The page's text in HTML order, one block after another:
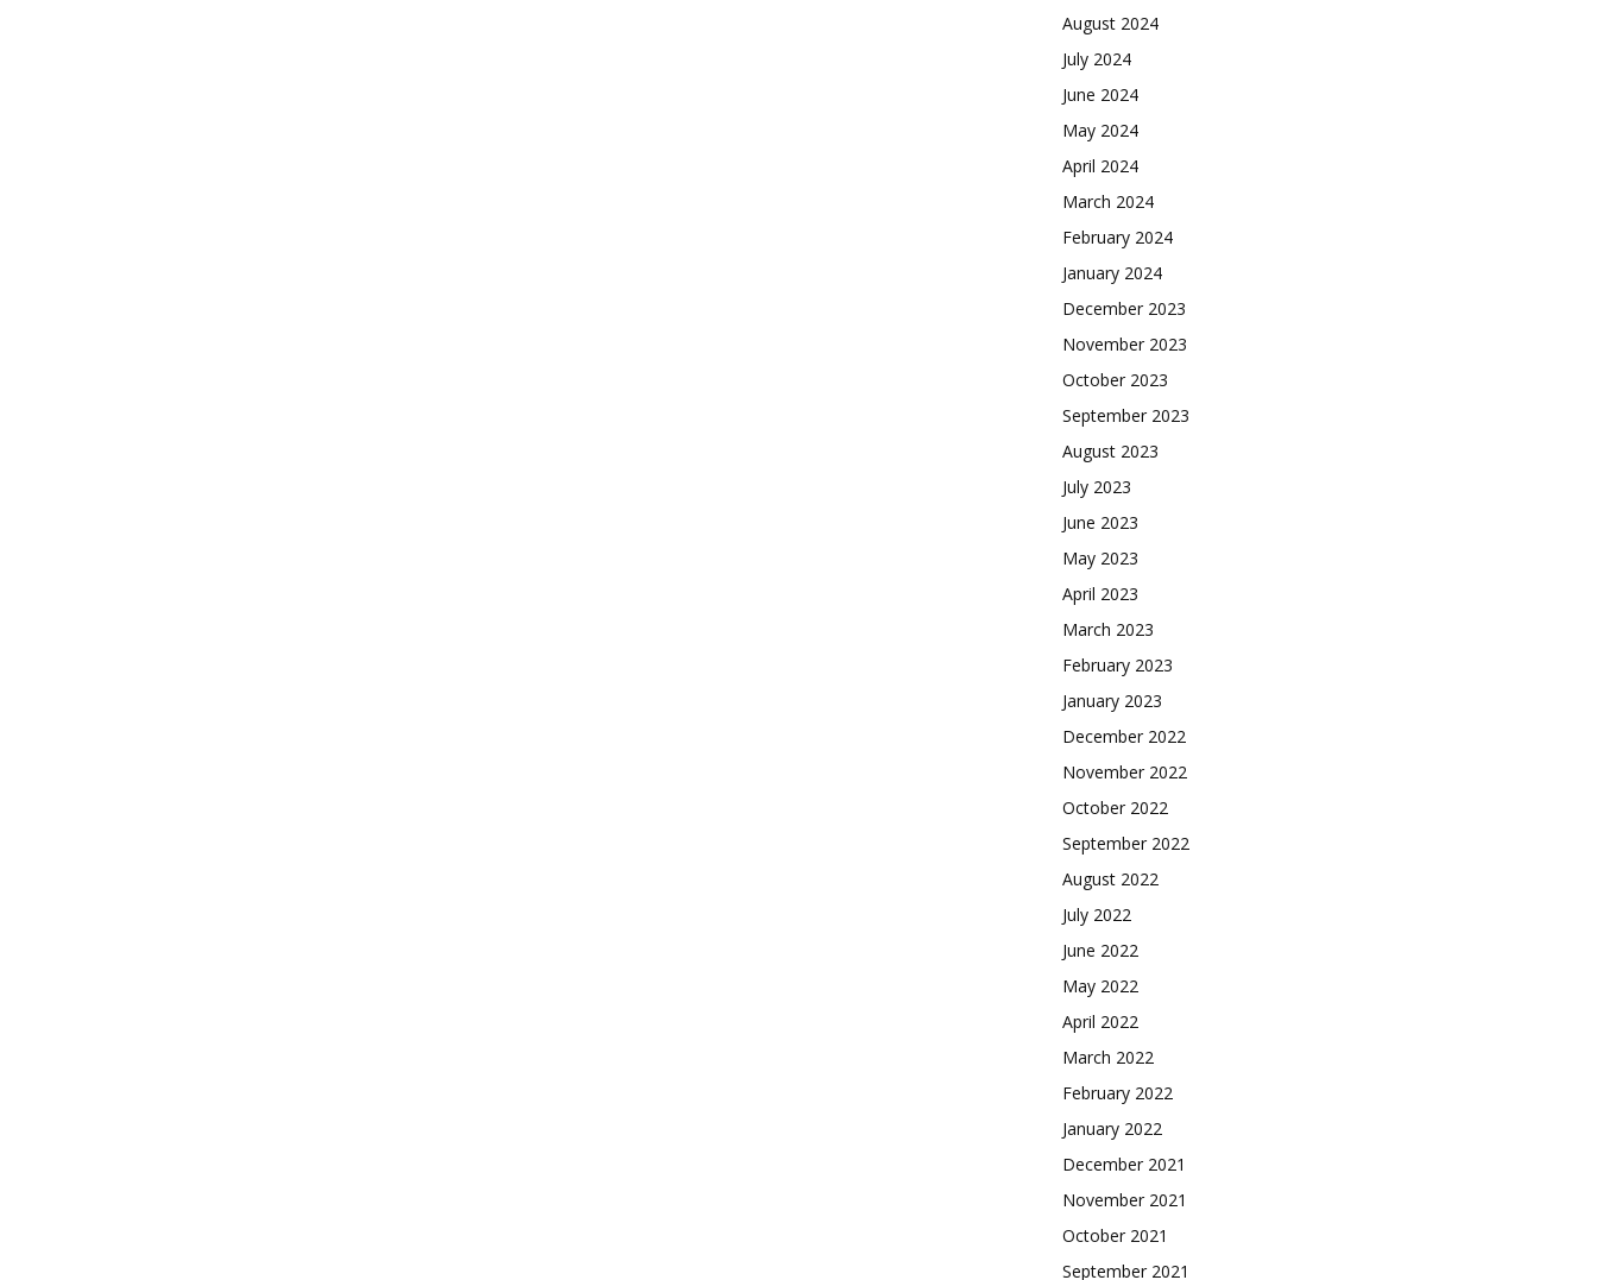
August 2024
July 2024
June 2024
May 2024
April 2024
March 2024
February 2024
January 2024
December 2023
November 2023
October 2023
September 2023
August 2023
July 2023
June 2023
May 2023
April 2023
March 2023
February 2023
January 2023
December 2022
November 2022
October 2022
September 2022
August 2022
July 2022
June 2022
May 2022
April 2022
March 2022
February 2022
January 2022
December 2021
November 2021
October 2021
September 2021